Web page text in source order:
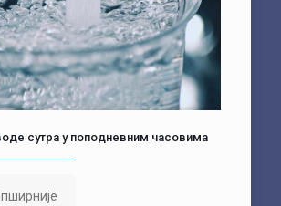
сутра у поподневним часовима